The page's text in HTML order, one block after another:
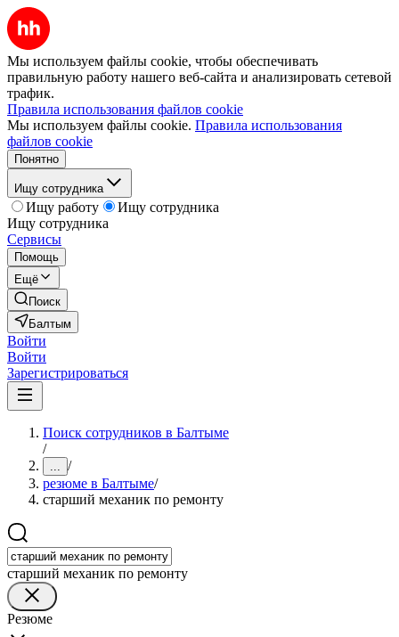
Мы используем файлы cookie, чтобы обеспечивать
правильную работу нашего веб-сайта и анализировать сетевой
трафик.
Правила использования файлов cookie
Мы используем файлы cookie. Правила использования
файлов cookie
Понятно
Ищу сотрудника
Ищу работу
Ищу сотрудника
Ищу сотрудника
Сервисы
Помощь
Ещё
Поиск
Балтым
Войти
Войти
Зарегистрироваться
Поиск сотрудников в Балтыме
/
... /
резюме в Балтыме/
старший механик по ремонту
старший механик по ремонту
Резюме